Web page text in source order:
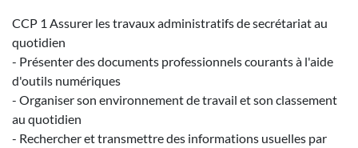
CCP 1 Assurer les travaux administratifs de secrétariat au
quotidien
- Présenter des documents professionnels courants à l'aide
d'outils numériques
- Organiser son environnement de travail et son classement
au quotidien
- Rechercher et transmettre des informations usuelles par